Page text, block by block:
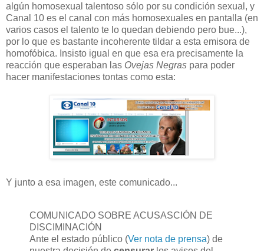
algún homosexual talentoso sólo por su condición sexual, y
Canal 10 es el canal con más homosexuales en pantalla (en
varios casos el talento te lo quedan debiendo pero bue...),
por lo que es bastante incoherente tildar a esta emisora de
homofóbica. Insisto igual en que esa era precisamente la
reacción que esperaban las Ovejas Negras para poder
hacer manifestaciones tontas como esta:
Y junto a esa imagen, este comunicado...
COMUNICADO SOBRE ACUSASCIÓN DE
DISCIMINACIÓN
Ante el estado público (Ver nota de prensa) de